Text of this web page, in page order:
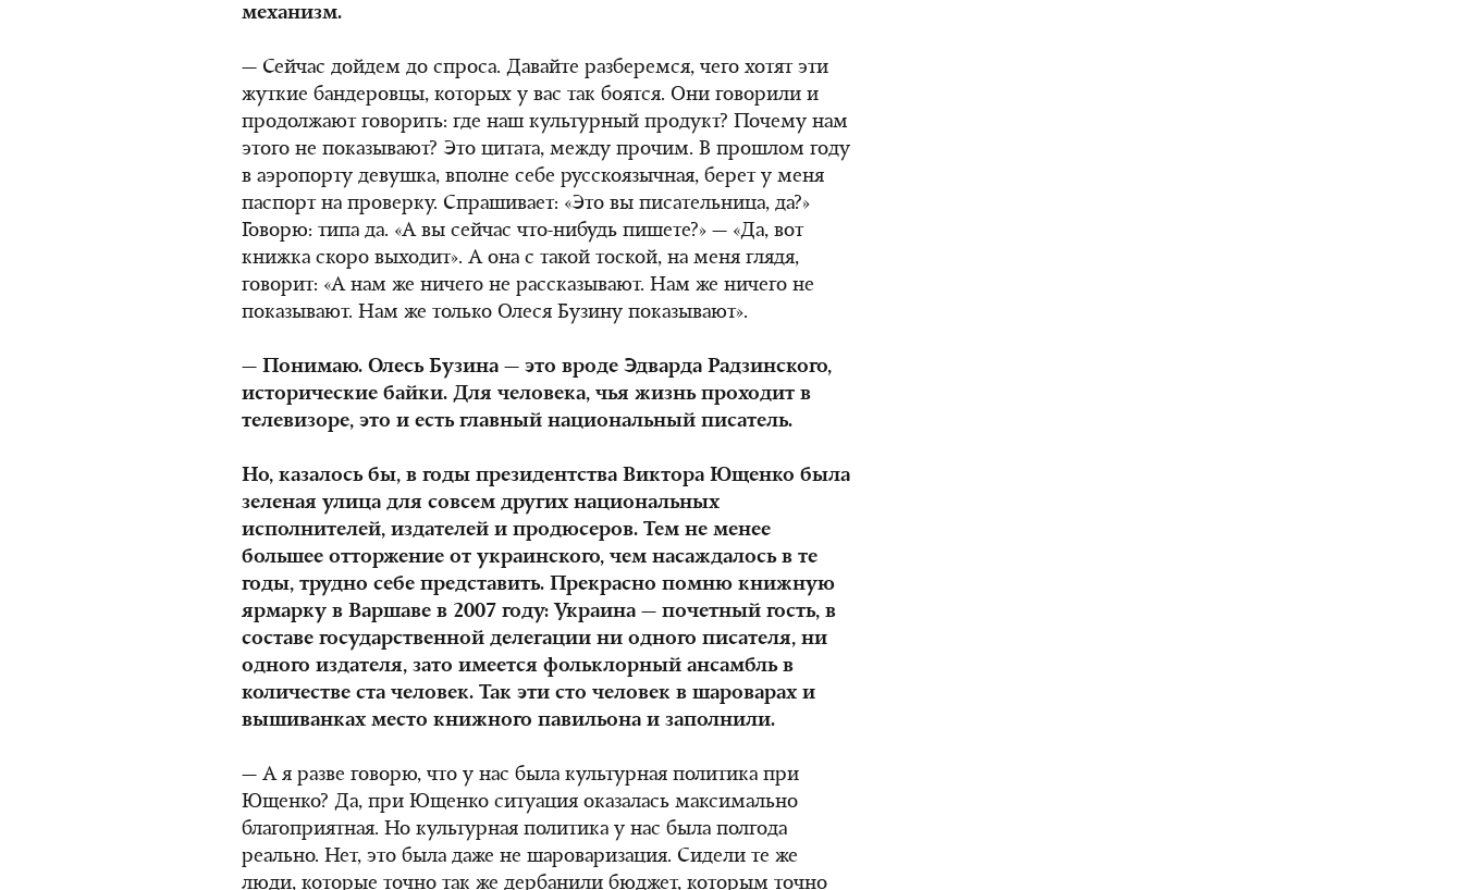
механизм.
— Сейчас дойдем до спроса. Давайте разберемся, чего хотят эти
жуткие бандеровцы, которых у вас так боятся. Они говорили и
продолжают говорить: где наш культурный продукт? Почему нам
этого не показывают? Это цитата, между прочим. В прошлом году
в аэропорту девушка, вполне себе русскоязычная, берет у меня
паспорт на проверку. Спрашивает: «Это вы писательница, да?»
Говорю: типа да. «А вы сейчас что-нибудь пишете?» — «Да, вот
книжка скоро выходит». А она с такой тоской, на меня глядя,
говорит: «А нам же ничего не рассказывают. Нам же ничего не
показывают. Нам же только Олеся Бузину показывают».
— Понимаю. Олесь Бузина — это вроде Эдварда Радзинского,
исторические байки. Для человека, чья жизнь проходит в
телевизоре, это и есть главный национальный писатель.
Но, казалось бы, в годы президентства Виктора Ющенко была
зеленая улица для совсем других национальных
исполнителей, издателей и продюсеров. Тем не менее
большее отторжение от украинского, чем насаждалось в те
годы, трудно себе представить. Прекрасно помню книжную
ярмарку в Варшаве в 2007 году: Украина — почетный гость, в
составе государственной делегации ни одного писателя, ни
одного издателя, зато имеется фольклорный ансамбль в
количестве ста человек. Так эти сто человек в шароварах и
вышиванках место книжного павильона и заполнили.
— А я разве говорю, что у нас была культурная политика при
Ющенко? Да, при Ющенко ситуация оказалась максимально
благоприятная. Но культурная политика у нас была полгода
реально. Нет, это была даже не шароваризация. Сидели те же
люди, которые точно так же дербанили бюджет, которым точно